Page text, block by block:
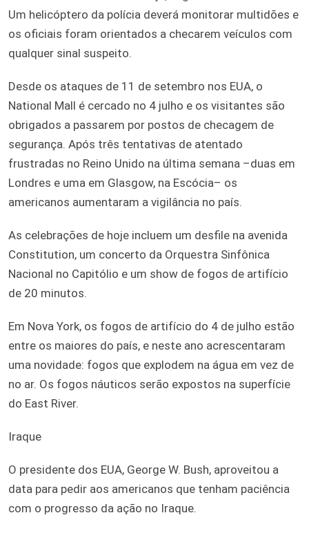
Um helicóptero da polícia deverá monitorar multidões e
os oficiais foram orientados a checarem veículos com
qualquer sinal suspeito.
Desde os ataques de 11 de setembro nos EUA, o
National Mall é cercado no 4 julho e os visitantes são
obrigados a passarem por postos de checagem de
segurança. Após três tentativas de atentado
frustradas no Reino Unido na última semana –duas em
Londres e uma em Glasgow, na Escócia– os
americanos aumentaram a vigilância no país.
As celebrações de hoje incluem um desfile na avenida
Constitution, um concerto da Orquestra Sinfônica
Nacional no Capitólio e um show de fogos de artifício
de 20 minutos.
Em Nova York, os fogos de artifício do 4 de julho estão
entre os maiores do país, e neste ano acrescentaram
uma novidade: fogos que explodem na água em vez de
no ar. Os fogos náuticos serão expostos na superfície
do East River.
Iraque
O presidente dos EUA, George W. Bush, aproveitou a
data para pedir aos americanos que tenham paciência
com o progresso da ação no Iraque.